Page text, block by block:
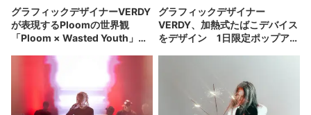
グラフィックデザイナーVERDY
が表現するPloomの世界観
「Ploom × Wasted Youth」ポ
グラフィックデザイナー
VERDY、加熱式たばこデバイス
をデザイン 1日限定ポップアッ